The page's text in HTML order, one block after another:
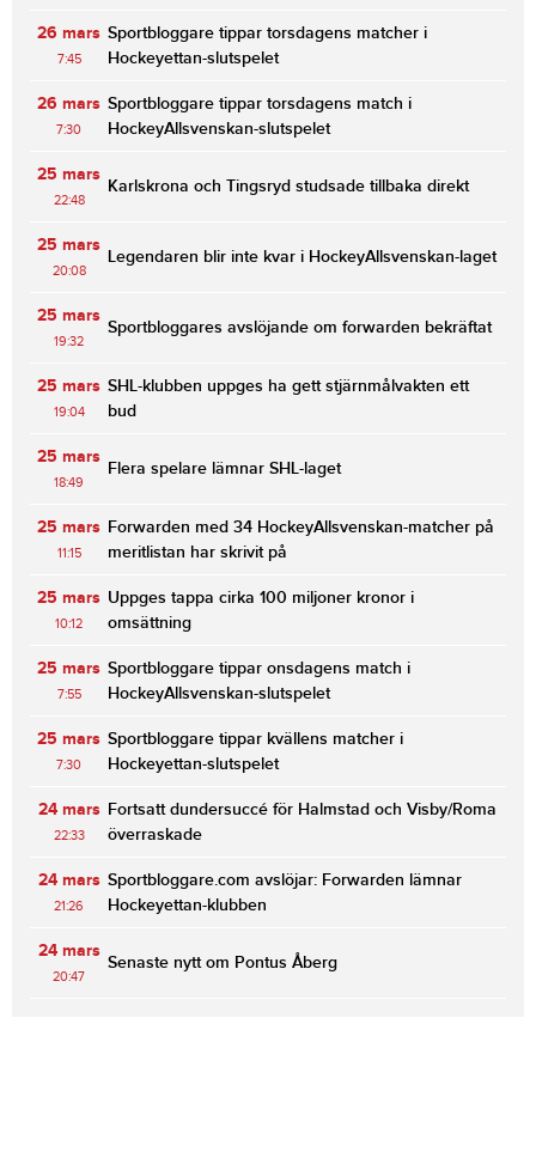
26 mars
7:45
Sportbloggare tippar torsdagens matcher i
Hockeyettan-slutspelet
26 mars
7:30
Sportbloggare tippar torsdagens match i
HockeyAllsvenskan-slutspelet
25 mars
22:48
Karlskrona och Tingsryd studsade tillbaka direkt
25 mars
20:08
Legendaren blir inte kvar i HockeyAllsvenskan-laget
25 mars
19:32
Sportbloggares avslöjande om forwarden bekräftat
25 mars
19:04
SHL-klubben uppges ha gett stjärnmålvakten ett
bud
25 mars
18:49
Flera spelare lämnar SHL-laget
25 mars
11:15
Forwarden med 34 HockeyAllsvenskan-matcher på
meritlistan har skrivit på
25 mars
10:12
Uppges tappa cirka 100 miljoner kronor i
omsättning
25 mars
7:55
Sportbloggare tippar onsdagens match i
HockeyAllsvenskan-slutspelet
25 mars
7:30
Sportbloggare tippar kvällens matcher i
Hockeyettan-slutspelet
24 mars
22:33
Fortsatt dundersuccé för Halmstad och Visby/Roma
överraskade
24 mars
21:26
Sportbloggare.com avslöjar: Forwarden lämnar
Hockeyettan-klubben
24 mars
20:47
Senaste nytt om Pontus Åberg